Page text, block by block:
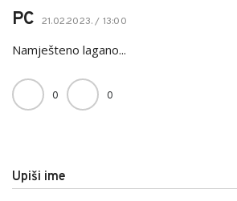
РС 21.02.2023. / 13:00
Namješteno lagano...
0 0
Upiši ime